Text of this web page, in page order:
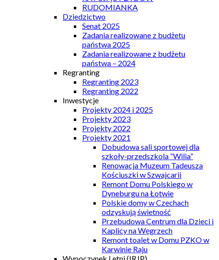
RUDOMIANKA
Dziedzictwo
Senat 2025
Zadania realizowane z budżetu
państwa 2025
Zadania realizowane z budżetu
państwa – 2024
Regranting
Regranting 2023
Regranting 2022
Inwestycje
Projekty 2024 i 2025
Projekty 2023
Projekty 2022
Projekty 2021
Dobudowa sali sportowej dla
szkoły-przedszkola “Wilia”
Renowacja Muzeum Tadeusza
Kościuszki w Szwajcarii
Remont Domu Polskiego w
Dyneburgu na Łotwie
Polskie domy w Czechach
odzyskują świetność
Przebudowa Centrum dla Dzieci i
Kaplicy na Węgrzech
Remont toalet w Domu PZKO w
Karwinie Raju